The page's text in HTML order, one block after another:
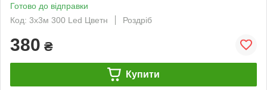
Готово до відправки
Код: 3х3м 300 Led Цветн
Роздріб
380 ₴
Купити